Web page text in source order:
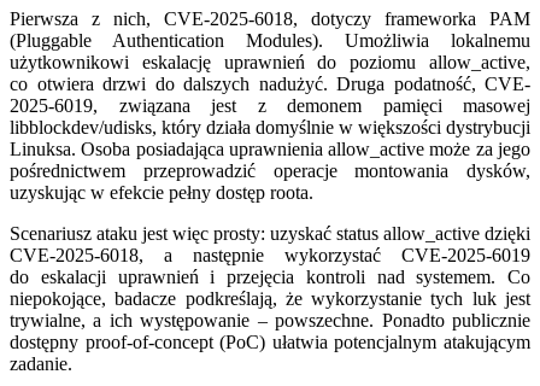
Pierwsza z nich, CVE-2025-6018, dotyczy frameworka PAM
(Pluggable Authentication Modules). Umożliwia lokalnemu
użytkownikowi eskalację uprawnień do poziomu allow_active,
co otwiera drzwi do dalszych nadużyć. Druga podatność, CVE-
2025-6019, związana jest z demonem pamięci masowej
libblockdev/udisks, który działa domyślnie w większości dystrybucji
Linuksa. Osoba posiadająca uprawnienia allow_active może za jego
pośrednictwem przeprowadzić operacje montowania dysków,
uzyskując w efekcie pełny dostęp roota.
Scenariusz ataku jest więc prosty: uzyskać status allow_active dzięki
CVE-2025-6018, a następnie wykorzystać CVE-2025-6019
do eskalacji uprawnień i przejęcia kontroli nad systemem. Co
niepokojące, badacze podkreślają, że wykorzystanie tych luk jest
trywialne, a ich występowanie – powszechne. Ponadto publicznie
dostępny proof-of-concept (PoC) ułatwia potencjalnym atakującym
zadanie.